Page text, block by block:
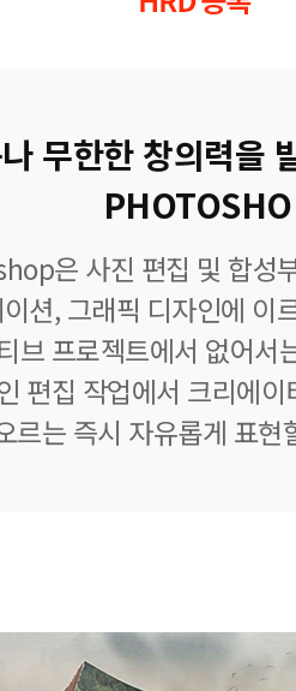
무한한 창의력을
은 사진 편집 및 합성
션, 그래픽 디자인에 이
브 프로젝트에서 없어서
편집 작업에서 크리에
르는 즉시 자유롭게 표현